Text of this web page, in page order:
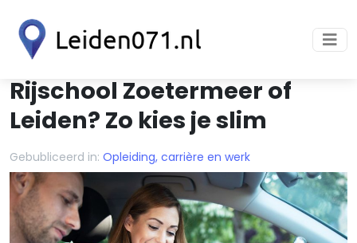
Rijschool Zoetermeer of
Leiden? Zo kies je slim
Gebubliceerd in: Opleiding, carrière en werk